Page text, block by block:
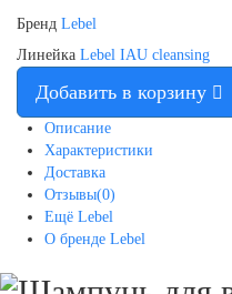
Бренд Lebel
Линейка Lebel IAU cleansing
Добавить в корзину
Описание
Характеристики
Доставка
Отзывы(0)
Ещё Lebel
О бренде Lebel